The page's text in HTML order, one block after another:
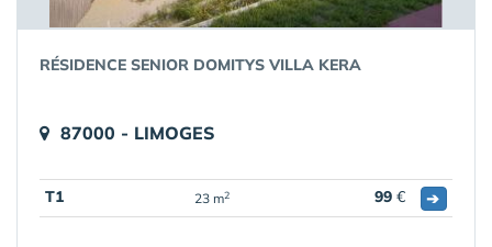
RÉSIDENCE SENIOR DOMITYS VILLA KERA
87000 - LIMOGES
T1 23 m2 99 € ➔